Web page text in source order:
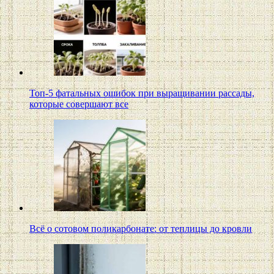
Топ-5 фатальных ошибок при выращивании рассады,
которые совершают все
Всё о сотовом поликарбонате: от теплицы до кровли